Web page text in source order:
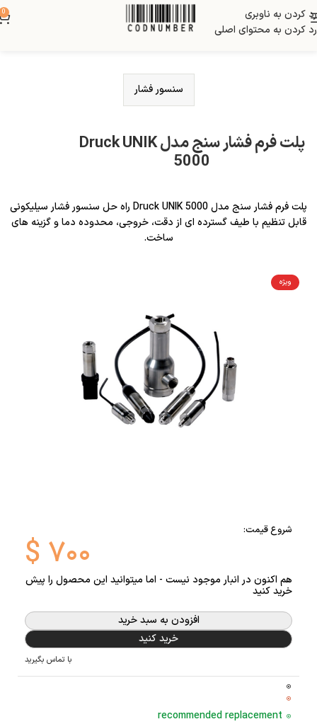
رد کردن به ناوبری
رد کردن به محتوای اصلی
0
سنسور فشار
پلت فرم فشار سنج مدل Druck UNIK
5000
پلت فرم فشار سنج مدل Druck UNIK 5000 راه حل سنسور فشار سیلیکونی
قابل تنظیم با طیف گسترده ای از دقت، خروجی، محدوده دما و گزینه های
ساخت.
ویژه
شروع قیمت:
$ ۷۰۰
هم اکنون در انبار موجود نیست - اما میتوانید این محصول را پیش
خرید کنید
افزودن به سبد خرید
خرید کنید
با تماس بگیرید
recommended replacement